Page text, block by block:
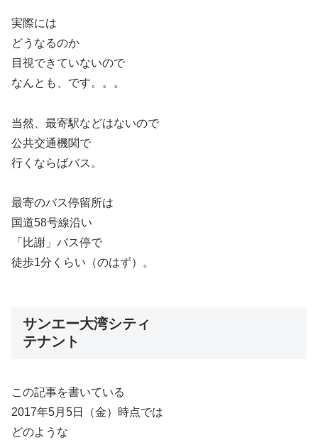
実際には
どうなるのか
目視できていないので
なんとも、です。。。
当然、最寄駅などはないので
公共交通機関で
行くならばバス。
最寄のバス停留所は
国道58号線沿い
「比謝」バス停で
徒歩1分くらい（のはず）。
サンエー大湾シティ
テナント
この記事を書いている
2017年5月5日（金）時点では
どのような